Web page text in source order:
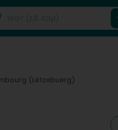
(Lëtzebuerg)